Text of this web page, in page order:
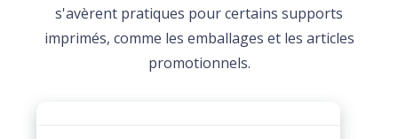
s'avèrent pratiques pour certains supports
imprimés, comme les emballages et les articles
promotionnels.